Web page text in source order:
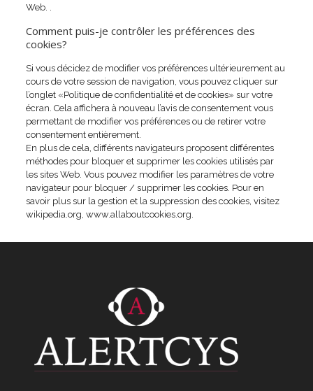
Web. .
Comment puis-je contrôler les préférences des
cookies?
Si vous décidez de modifier vos préférences ultérieurement au
cours de votre session de navigation, vous pouvez cliquer sur
l’onglet «Politique de confidentialité et de cookies» sur votre
écran. Cela affichera à nouveau l’avis de consentement vous
permettant de modifier vos préférences ou de retirer votre
consentement entièrement.
En plus de cela, différents navigateurs proposent différentes
méthodes pour bloquer et supprimer les cookies utilisés par
les sites Web. Vous pouvez modifier les paramètres de votre
navigateur pour bloquer / supprimer les cookies. Pour en
savoir plus sur la gestion et la suppression des cookies, visitez
wikipedia.org, www.allaboutcookies.org.